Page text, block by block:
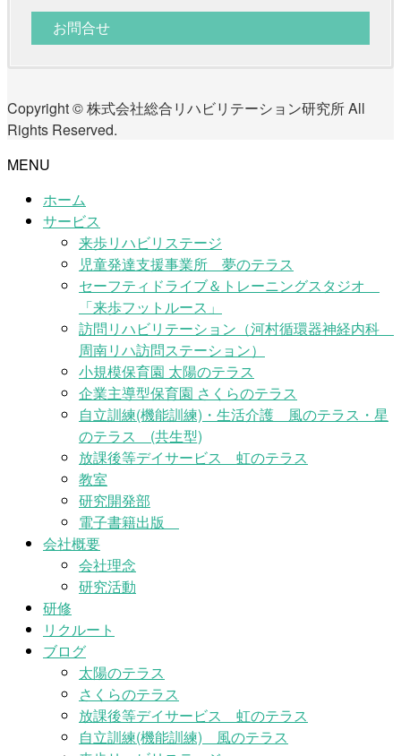
お問合せ
Copyright © 株式会社総合リハビリテーション研究所 All
Rights Reserved.
MENU
ホーム
サービス
来歩リハビリステージ
児童発達支援事業所 夢のテラス
セーフティドライブ＆トレーニングスタジオ
「来歩フットルース」
訪問リハビリテーション（河村循環器神経内科
周南リハ訪問ステーション）
小規模保育園 太陽のテラス
企業主導型保育園 さくらのテラス
自立訓練(機能訓練)・生活介護 風のテラス・星
のテラス (共生型)
放課後等デイサービス 虹のテラス
教室
研究開発部
電子書籍出版
会社概要
会社理念
研究活動
研修
リクルート
ブログ
太陽のテラス
さくらのテラス
放課後等デイサービス 虹のテラス
自立訓練(機能訓練) 風のテラス